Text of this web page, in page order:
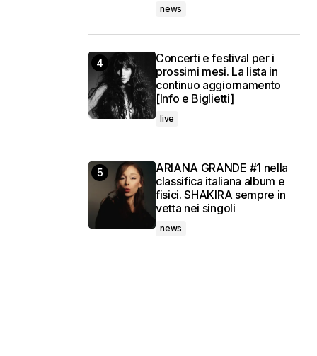
news
Concerti e festival per i
prossimi mesi. La lista in
continuo aggiornamento
[Info e Biglietti]
live
ARIANA GRANDE #1 nella
classifica italiana album e
fisici. SHAKIRA sempre in
vetta nei singoli
news